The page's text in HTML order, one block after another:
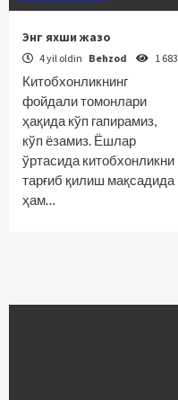
Энг яхши жазо
4 yil oldin Behzod 1 683
Китобхонликнинг
фойдали томонлари
ҳақида кўп гапирамиз,
кўп ёзамиз. Ёшлар
ўртасида китобхонликни
тарғиб қилиш мақсадида
ҳам…